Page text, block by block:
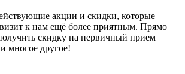
акции и скидки, которые
к нам ещё более приятным. Прямо
скидку на первичный прием
многое другое!